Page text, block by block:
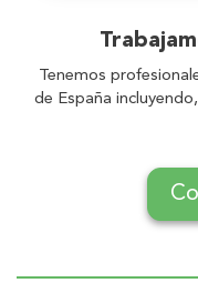
Tenemos
de España